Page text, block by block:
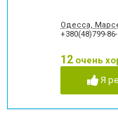
Протезирование на
имплантат
Рецессия десны
Одесса,
+380(48)799-
12 очень
Я